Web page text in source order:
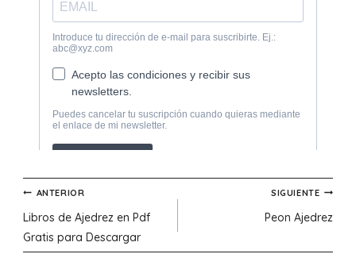
Navegación
de
ANTERIOR
Libros de Ajedrez en Pdf
Gratis para Descargar
SIGUIENTE
Peon Ajedrez